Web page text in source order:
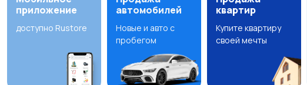
приложение
доступно Rustore
автомобилей
Новые и авто с
пробегом
квартир
Купите квартиру
своей мечты